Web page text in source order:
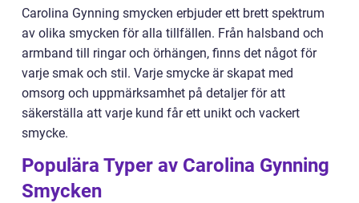
Carolina Gynning smycken erbjuder ett brett spektrum
av olika smycken för alla tillfällen. Från halsband och
armband till ringar och örhängen, finns det något för
varje smak och stil. Varje smycke är skapat med
omsorg och uppmärksamhet på detaljer för att
säkerställa att varje kund får ett unikt och vackert
smycke.
Populära Typer av Carolina Gynning
Smycken